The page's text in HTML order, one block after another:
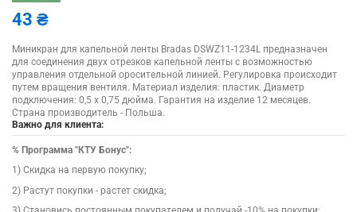
43 ₴
Миникран для капельной ленты Bradas DSWZ11-1234L предназначен
для соединения двух отрезков капельной ленты с возможностью
управления отдельной оросительной линией. Регулировка происходит
путем вращения вентиля. Материал изделия: пластик. Диаметр
подключения: 0,5 х 0,75 дюйма. Гарантия на изделие 12 месяцев.
Страна производитель - Польша.
Важно для клиента:
% Программа "КТУ Бонус":
1) Скидка на первую покупку;
2) Растут покупки - растет скидка;